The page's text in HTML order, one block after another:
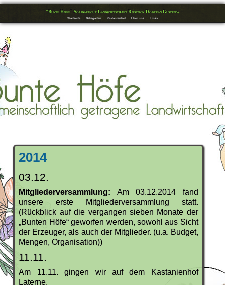
"Bunte Höfe" Solidarische Landwirtschaft Rostock Doberan Güstrow
Startseite Bekegarten Kastanienhof Über uns Links
2014
03.12.
Mitgliederversammlung: Am 03.12.2014 fand
unsere erste Mitgliederversammlung statt.
(Rückblick auf die vergangen sieben Monate der
„Bunten Höfe“ geworfen werden, sowohl aus Sicht
der Erzeuger, als auch der Mitglieder. (u.a. Budget,
Mengen, Organisation))
11.11.
Am 11.11. gingen wir auf dem Kastanienhof
Laterne.